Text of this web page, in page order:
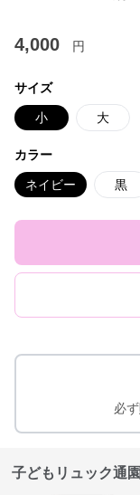
4,000 円
サイズ
小 大
カラー
ネイビー 黒
必
子どもリュック通